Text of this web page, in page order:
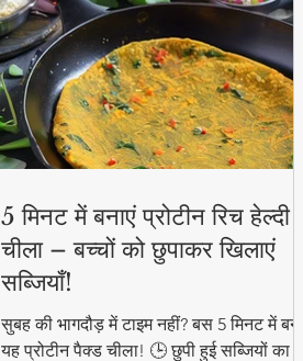
5 मिनट में बनाएं प्रोटीन रिच हेल्दी
चीला – बच्चों को छुपाकर खिलाएं
सब्जियाँ!
सुबह की भागदौड़ में टाइम नहीं? बस 5 मिनट में बनाएं
यह प्रोटीन पैक्ड चीला! 🕒 छुपी हुई सब्जियों का